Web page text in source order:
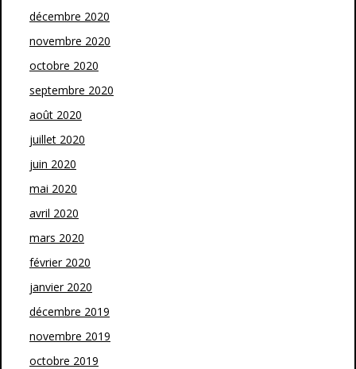
décembre 2020
novembre 2020
octobre 2020
septembre 2020
août 2020
juillet 2020
juin 2020
mai 2020
avril 2020
mars 2020
février 2020
janvier 2020
décembre 2019
novembre 2019
octobre 2019